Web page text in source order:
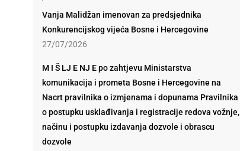
Vanja Malidžan imenovan za predsjednika
Konkurencijskog vijeća Bosne i Hercegovine
27/07/2026
M I Š LJ E NJ E po zahtjevu Ministarstva
komunikacija i prometa Bosne i Hercegovine na
Nacrt pravilnika o izmjenama i dopunama Pravilnika
o postupku usklađivanja i registracije redova vožnje,
načinu i postupku izdavanja dozvole i obrascu
dozvole